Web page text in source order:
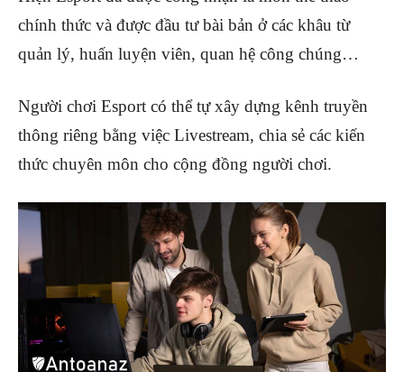
chính thức và được đầu tư bài bản ở các khâu từ
quản lý, huấn luyện viên, quan hệ công chúng…
Người chơi Esport có thể tự xây dựng kênh truyền
thông riêng bằng việc Livestream, chia sẻ các kiến
thức chuyên môn cho cộng đồng người chơi.